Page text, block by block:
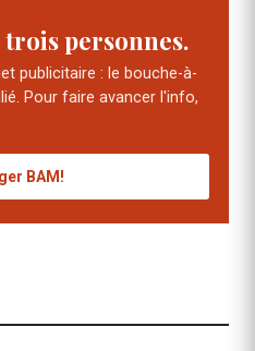
trois personnes.
publicitaire : le bouche-à-
Pour faire avancer l'info,
BAM!